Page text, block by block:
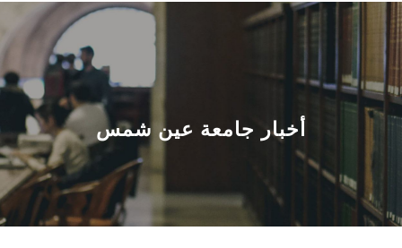
الرئيسيـة
عن الجامعة
القطاعـات
الشئون الأكاديمية
البحث العلمي
أخبار جامعة عين شمس